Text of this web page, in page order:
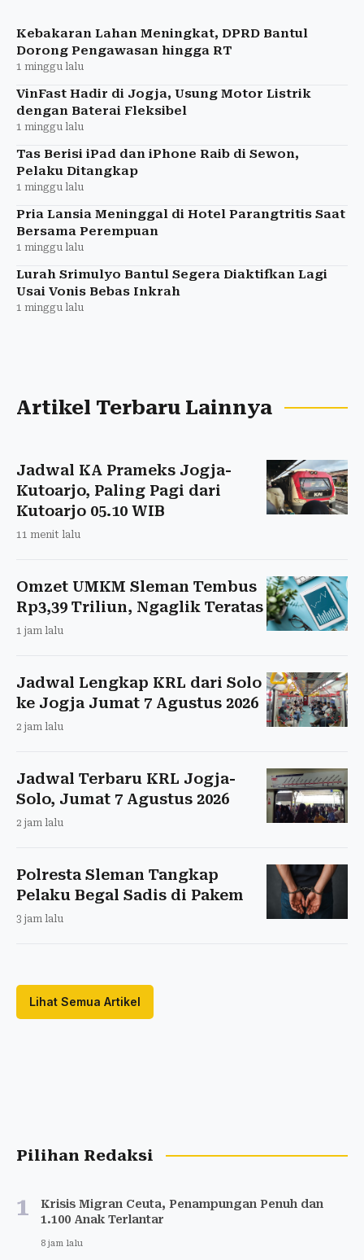
mengajukan gugatan.
Kebakaran Lahan Meningkat, DPRD Bantul
Dorong Pengawasan hingga RT
1 minggu lalu
VinFast Hadir di Jogja, Usung Motor Listrik
dengan Baterai Fleksibel
1 minggu lalu
Tas Berisi iPad dan iPhone Raib di Sewon,
Pelaku Ditangkap
1 minggu lalu
Pria Lansia Meninggal di Hotel Parangtritis Saat
Bersama Perempuan
1 minggu lalu
Lurah Srimulyo Bantul Segera Diaktifkan Lagi
Usai Vonis Bebas Inkrah
1 minggu lalu
Artikel Terbaru Lainnya
Jadwal KA Prameks Jogja-
Kutoarjo, Paling Pagi dari
Kutoarjo 05.10 WIB
11 menit lalu
Omzet UMKM Sleman Tembus
Rp3,39 Triliun, Ngaglik Teratas
1 jam lalu
Jadwal Lengkap KRL dari Solo
ke Jogja Jumat 7 Agustus 2026
2 jam lalu
Jadwal Terbaru KRL Jogja-
Solo, Jumat 7 Agustus 2026
2 jam lalu
Polresta Sleman Tangkap
Pelaku Begal Sadis di Pakem
3 jam lalu
Lihat Semua Artikel
Pilihan Redaksi
1
Krisis Migran Ceuta, Penampungan Penuh dan
1.100 Anak Terlantar
8 jam lalu